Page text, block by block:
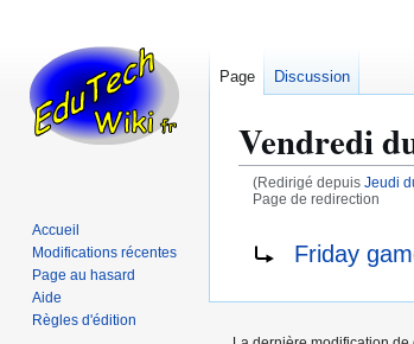
Vendredi
(Redirigé depuis Jeudi
Page de redirection
Rediriger vers :
Friday
Page Discussion
Accueil
Modifications récentes
Page au hasard
Aide
Règles d'édition